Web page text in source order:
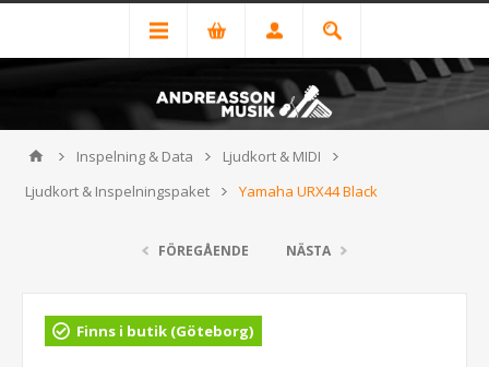
Inspelning & Data
Ljudkort & MIDI
Ljudkort & Inspelningspaket
Yamaha URX44 Black
FÖREGÅENDE NÄSTA
Finns i butik (Göteborg)